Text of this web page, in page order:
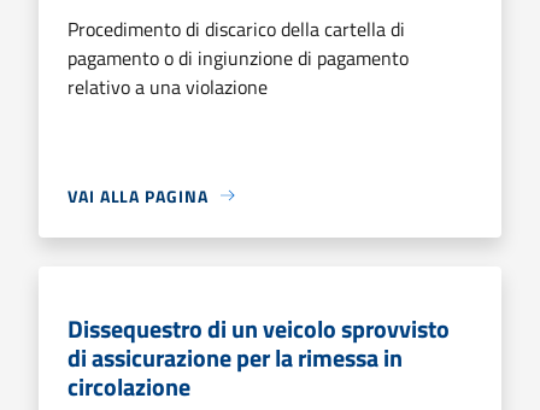
Procedimento di discarico della cartella di
pagamento o di ingiunzione di pagamento
relativo a una violazione
VAI ALLA PAGINA
Dissequestro di un veicolo sprovvisto
di assicurazione per la rimessa in
circolazione